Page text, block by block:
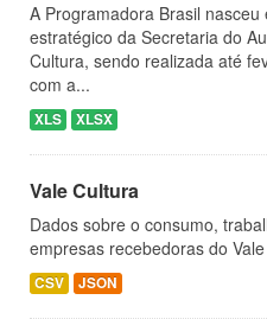
A Programadora Brasil
estratégico da Secretaria do
Cultura, sendo realizada até
com a...
XLS XLSX
Vale Cultura
Dados sobre o consumo,
empresas recebedoras do
CSV JSON